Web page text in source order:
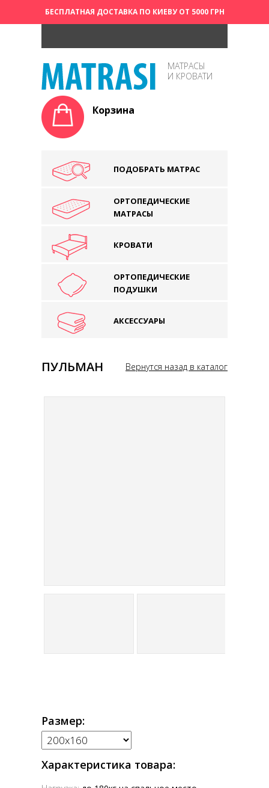
БЕСПЛАТНАЯ ДОСТАВКА ПО КИЕВУ ОТ 5000 ГРН
МАТРАСЫ
И КРОВАТИ
Корзина
ПОДОБРАТЬ МАТРАС
ОРТОПЕДИЧЕСКИЕ
МАТРАСЫ
КРОВАТИ
ОРТОПЕДИЧЕСКИЕ
ПОДУШКИ
АКСЕССУАРЫ
ПУЛЬМАН Вернутся назад в каталог
Размер:
Характеристика товара: